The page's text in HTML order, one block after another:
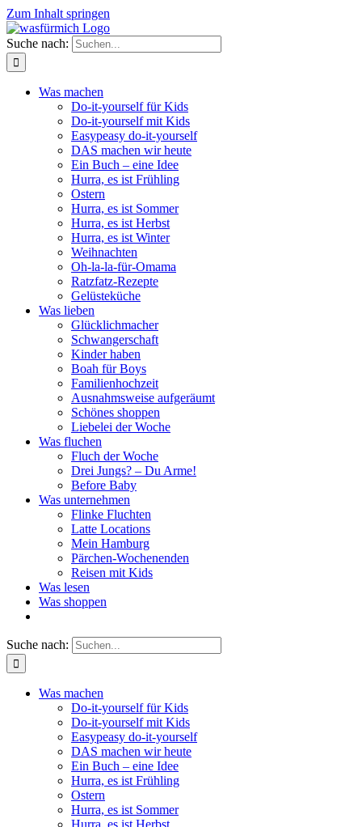
Zum Inhalt springen
Suche nach:
Was machen
Do-it-yourself für Kids
Do-it-yourself mit Kids
Easypeasy do-it-yourself
DAS machen wir heute
Ein Buch – eine Idee
Hurra, es ist Frühling
Ostern
Hurra, es ist Sommer
Hurra, es ist Herbst
Hurra, es ist Winter
Weihnachten
Oh-la-la-für-Omama
Ratzfatz-Rezepte
Gelüsteküche
Was lieben
Glücklichmacher
Schwangerschaft
Kinder haben
Boah für Boys
Familienhochzeit
Ausnahmsweise aufgeräumt
Schönes shoppen
Liebelei der Woche
Was fluchen
Fluch der Woche
Drei Jungs? – Du Arme!
Before Baby
Was unternehmen
Flinke Fluchten
Latte Locations
Mein Hamburg
Pärchen-Wochenenden
Reisen mit Kids
Was lesen
Was shoppen
Suche nach:
Was machen
Do-it-yourself für Kids
Do-it-yourself mit Kids
Easypeasy do-it-yourself
DAS machen wir heute
Ein Buch – eine Idee
Hurra, es ist Frühling
Ostern
Hurra, es ist Sommer
Hurra, es ist Herbst